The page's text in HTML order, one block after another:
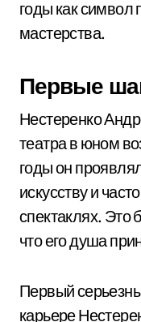
годы как символ
мастерства.
Первые
Нестеренко
театра в юном
годы он
искусству и
спектаклях. Это
что его душа
Первый
карьере